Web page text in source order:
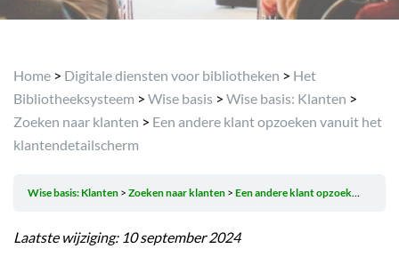
Archief
Home > Digitale diensten voor bibliotheken > Het
Bibliotheeksysteem > Wise basis > Wise basis: Klanten >
Zoeken naar klanten > Een andere klant opzoeken vanuit het
klantendetailscherm
Wise basis: Klanten Zoeken naar klanten Een andere klant opzoeken vanuit het klantendetailscherm
Laatste wijziging: 10 september 2024